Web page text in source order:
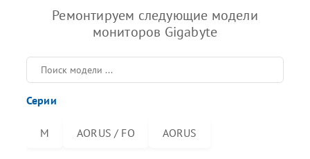
Ремонтируем следующие модели
мониторов Gigabyte
Серии
M AORUS / FO AORUS